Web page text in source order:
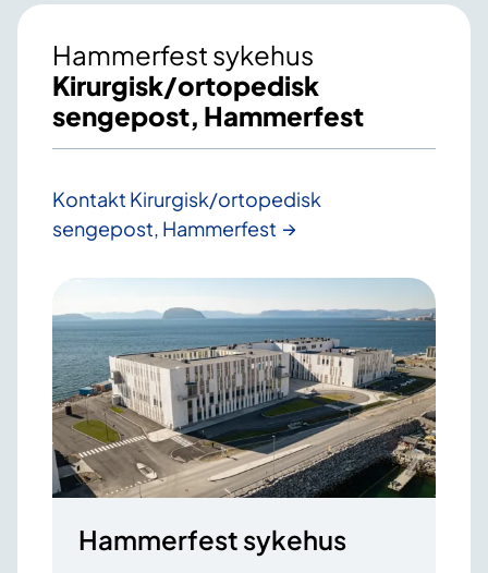
Hammerfest sykehus
Kirurgisk/ortopedisk
sengepost, Hammerfest
Kontakt Kirurgisk/ortopedisk
sengepost, Hammerfest
Hammerfest sykehus